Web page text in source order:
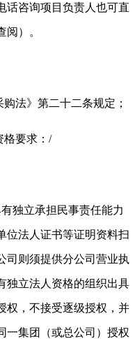
话咨询项目负责人也可直
）。
法》第二十二条规定；
格要求：/
独立承担民事责任能力
位法人证书等证明资料扫
司则须提供分公司营业执
独立法人资格的组织出具
权，不接受逐级授权，并
一集团（或总公司）授权